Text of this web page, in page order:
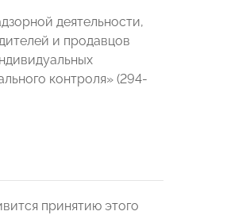
деятельности,
и продавцов
контроля» (294-
принятию этого